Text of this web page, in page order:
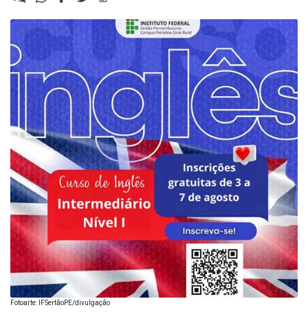
Fotoarte: IFSertãoPE/divulgação